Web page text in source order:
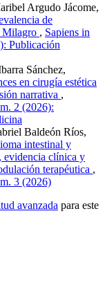
Argudo Jácome,
de
Milagro , Sapiens in
Publicación
Sánchez,
en cirugía estética
narrativa ,
2 (2026):
Baldeón Ríos,
intestinal y
evidencia clínica y
terapéutica ,
3 (2026)
avanzada para este